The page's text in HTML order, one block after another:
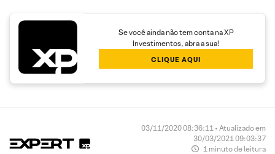
Se você ainda não tem conta na XP
Investimentos, abra a sua!
CLIQUE AQUI
03/11/2020 08:36:11 • Atualizado em
30/03/2021 09:03:37
1 minuto de leitura